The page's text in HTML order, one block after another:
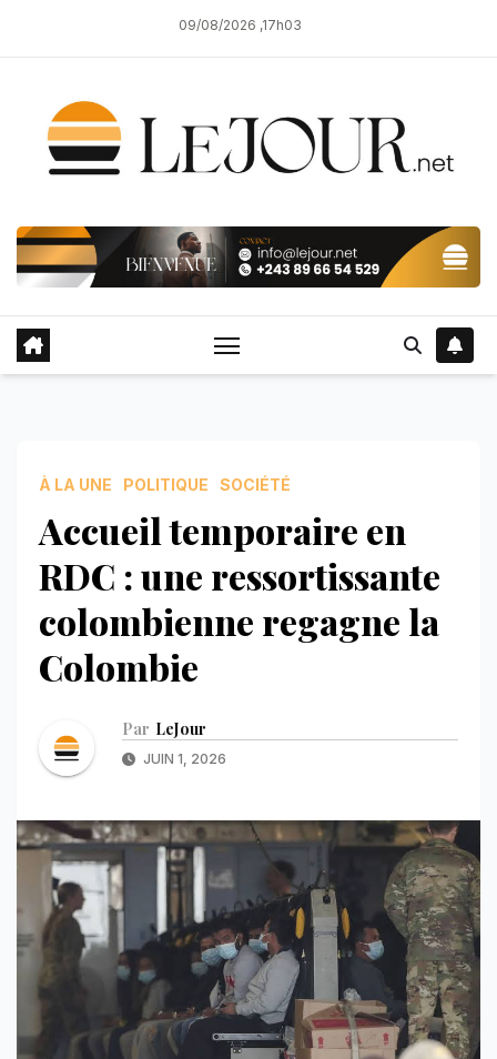
09/08/2026 ,17h03
À LA UNE POLITIQUE SOCIÉTÉ
Accueil temporaire en
RDC : une ressortissante
colombienne regagne la
Colombie
Par LeJour
JUIN 1, 2026